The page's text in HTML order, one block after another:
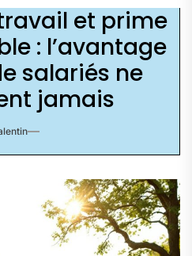
et prime
: l’avantage
salariés ne
jamais